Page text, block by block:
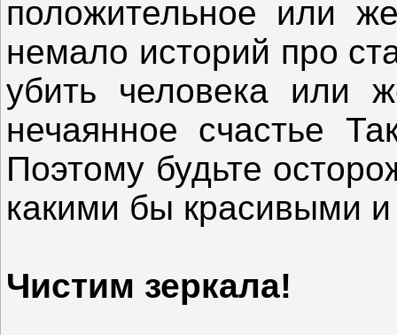
положительное или
немало историй про
убить человека или
нечаянное счастье
Поэтому будьте
какими бы красивыми
Чистим зеркала!